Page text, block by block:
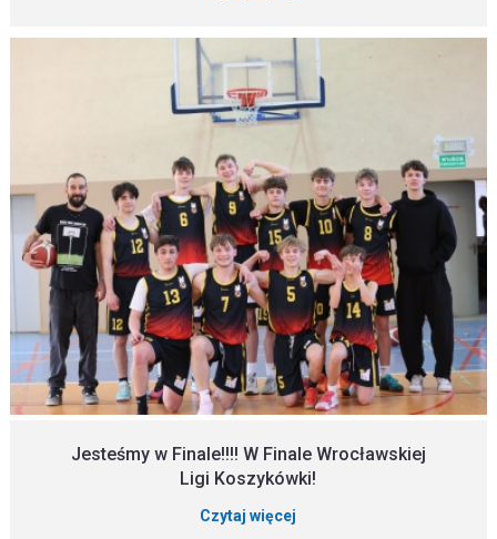
Jesteśmy w Finale!!!! W Finale Wrocławskiej
Ligi Koszykówki!
Czytaj więcej